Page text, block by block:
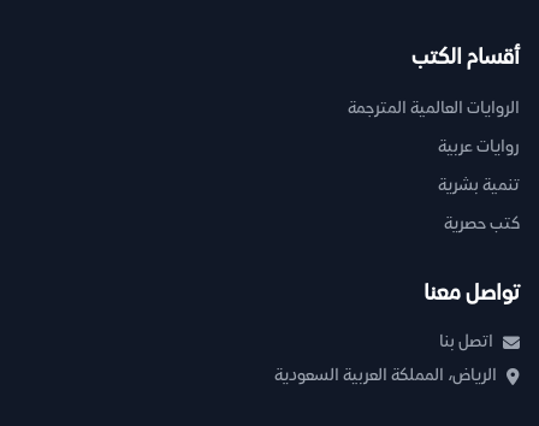
أقسام الكتب
الروايات العالمية المترجمة
روايات عربية
تنمية بشرية
كتب حصرية
تواصل معنا
اتصل بنا
الرياض، المملكة العربية السعودية